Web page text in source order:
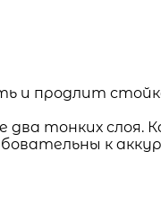
и продлит
тонких слоя.
к